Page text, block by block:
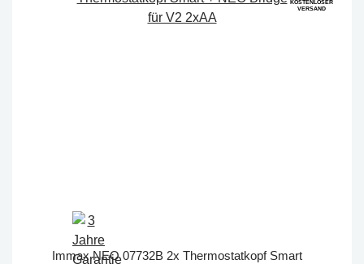
KOSTENLOSER
VERSAND
Immax NEO 07732B 2x Thermostatkopf Smart